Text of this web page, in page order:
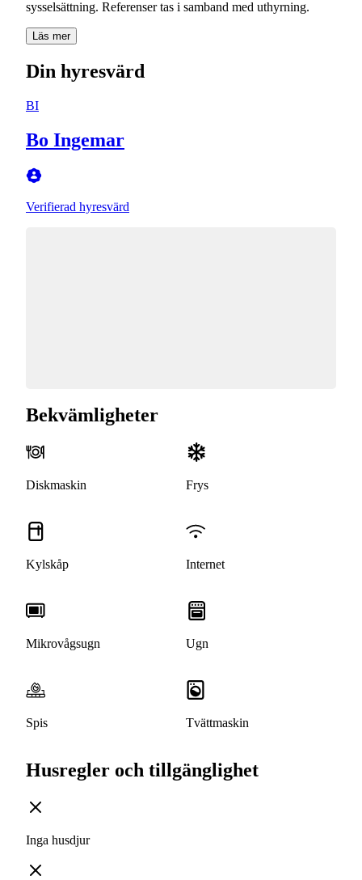
Läs mer
Din hyresvärd
BI
Bo Ingemar
Verifierad hyresvärd
Bekvämligheter
Diskmaskin Frys
Kylskåp Internet
Mikrovågsugn Ugn
Spis Tvättmaskin
Husregler och tillgänglighet
Inga husdjur